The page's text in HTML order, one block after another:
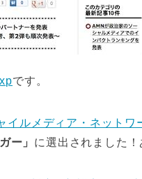
です。
イルメディア・ネットワ
ー」 に選出されました！